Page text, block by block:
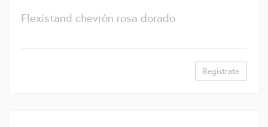
Flexistand chevrón rosa dorado
Regístrate